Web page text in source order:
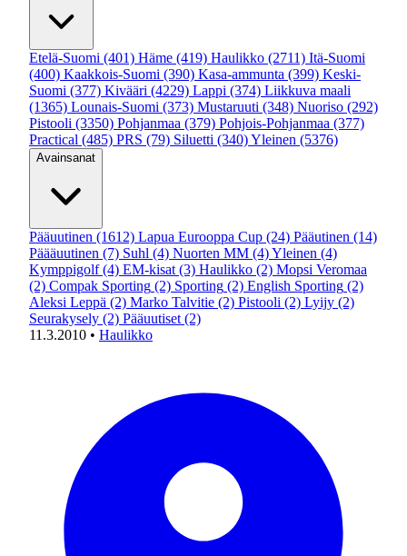
Etelä-Suomi (401) Häme (419) Haulikko (2711) Itä-Suomi
(400) Kaakkois-Suomi (390) Kasa-ammunta (399) Keski-
Suomi (377) Kivääri (4229) Lappi (374) Liikkuva maali
(1365) Lounais-Suomi (373) Mustaruuti (348) Nuoriso (292)
Pistooli (3350) Pohjanmaa (379) Pohjois-Pohjanmaa (377)
Practical (485) PRS (79) Siluetti (340)Yleinen (5376)
Avainsanat
Pääuutinen (1612) Lapua Eurooppa Cup (24) Pääutinen (14)
Päääuutinen (7) Suhl (4) Nuorten MM (4)Yleinen (4)
Kymppigolf (4) EM-kisat (3) Haulikko (2) Mopsi Veromaa
(2) Compak Sporting (2) Sporting (2) English Sporting (2)
Aleksi Leppä (2) Marko Talvitie (2) Pistooli (2) Lyijy (2)
Seurakysely (2) Pääuutiset (2)
11.3.2010 • Haulikko